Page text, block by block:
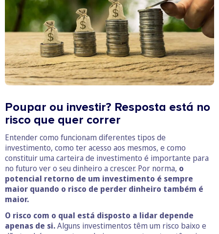
Poupar ou investir? Resposta está no
risco que quer correr
Entender como funcionam diferentes tipos de
investimento, como ter acesso aos mesmos, e como
constituir uma carteira de investimento é importante para
no futuro ver o seu dinheiro a crescer. Por norma, o
potencial retorno de um investimento é sempre
maior quando o risco de perder dinheiro também é
maior.
O risco com o qual está disposto a lidar depende
apenas de si.Alguns investimentos têm um risco baixo e